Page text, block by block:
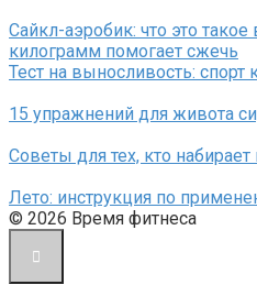
Сайкл-аэробик: что это
килограмм помогает сжечь
Тест на выносливость: спорт
15 упражнений для живота
Советы для тех, кто
Лето: инструкция по
© 2026 Время фитнеса